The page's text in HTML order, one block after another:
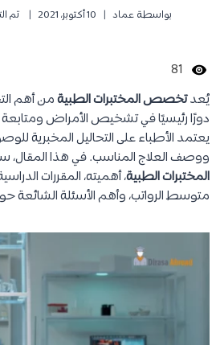
بواسطة عماد 10 أكتوبر، 2021 تم
81
يُعدتخصص المختبرات الطبيةمن أهم
دورًا رئيسيًا في تشخيص الأمراض
يعتمد الأطباء على التحاليل المخبرية
ووصف العلاج المناسب. في هذا المقال،
المختبرات الطبية، أهميته، المقررات
متوسط الرواتب، وأهم الأسئلة الشائعة